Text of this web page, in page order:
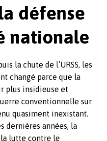
défense
nationale
la chute de l’URSS, les
changé parce que la
plus insidieuse et
conventionnelle sur
quasiment inexistant.
dernières années, la
lutte contre le